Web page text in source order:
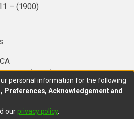
– (1900)
320 – (8000). Universidad
(UPSO)
147
personal information for the following
Preferences, Acknowledgement and
ourprivacy policy.